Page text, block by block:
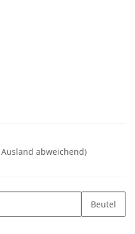
Ausland abweichend)
Beutel